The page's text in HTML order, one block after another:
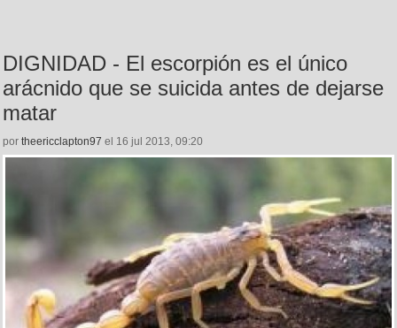
DIGNIDAD - El escorpión es el único
arácnido que se suicida antes de dejarse
matar
por theericclapton97 el 16 jul 2013, 09:20